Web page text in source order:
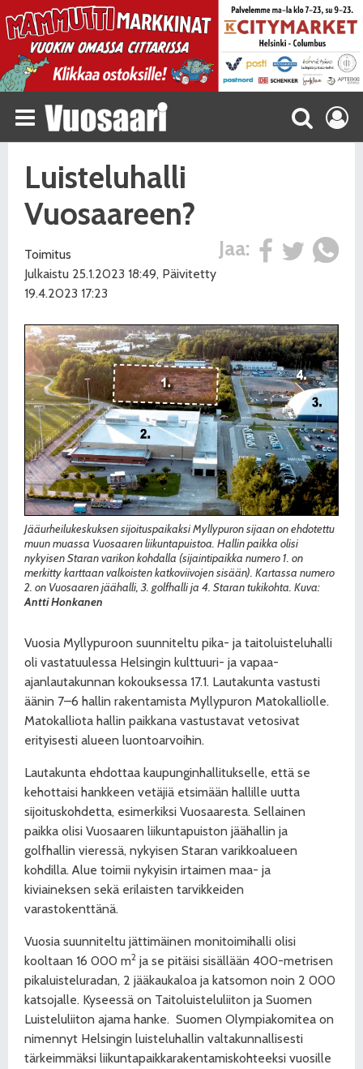
Luisteluhalli
Vuosaareen?
Jaa:
Toimitus
Julkaistu 25.1.2023 18:49, Päivitetty
19.4.2023 17:23
Jääurheilukeskuksen sijoituspaikaksi Myllypuron sijaan on ehdotettu
muun muassa Vuosaaren liikuntapuistoa. Hallin paikka olisi
nykyisen Staran varikon kohdalla (sijaintipaikka numero 1. on
merkitty karttaan valkoisten katkoviivojen sisään). Kartassa numero
2. on Vuosaaren jäähalli, 3. golfhalli ja 4. Staran tukikohta. Kuva:
Antti Honkanen
Vuosia Myllypuroon suunniteltu pika- ja taitoluisteluhalli
oli vastatuulessa Helsingin kulttuuri- ja vapaa-
ajanlautakunnan kokouksessa 17.1. Lautakunta vastusti
äänin 7–6 hallin rakentamista Myllypuron Matokalliolle.
Matokalliota hallin paikkana vastustavat vetosivat
erityisesti alueen luontoarvoihin.
Lautakunta ehdottaa kaupunginhallitukselle, että se
kehottaisi hankkeen vetäjiä etsimään hallille uutta
sijoituskohdetta, esimerkiksi Vuosaaresta. Sellainen
paikka olisi Vuosaaren liikuntapuiston jäähallin ja
golfhallin vieressä, nykyisen Staran varikkoalueen
kohdilla. Alue toimii nykyisin irtaimen maa- ja
kiviaineksen sekä erilaisten tarvikkeiden
varastokenttänä.
Vuosia suunniteltu jättimäinen monitoimihalli olisi
kooltaan 16 000 m2 ja se pitäisi sisällään 400-metrisen
pikaluisteluradan, 2 jääkaukaloa ja katsomon noin 2 000
katsojalle. Kyseessä on Taitoluisteluliiton ja Suomen
Luisteluliiton ajama hanke. Suomen Olympiakomitea on
nimennyt Helsingin luisteluhallin valtakunnallisesti
tärkeimmäksi liikuntapaikkarakentamiskohteeksi vuosille